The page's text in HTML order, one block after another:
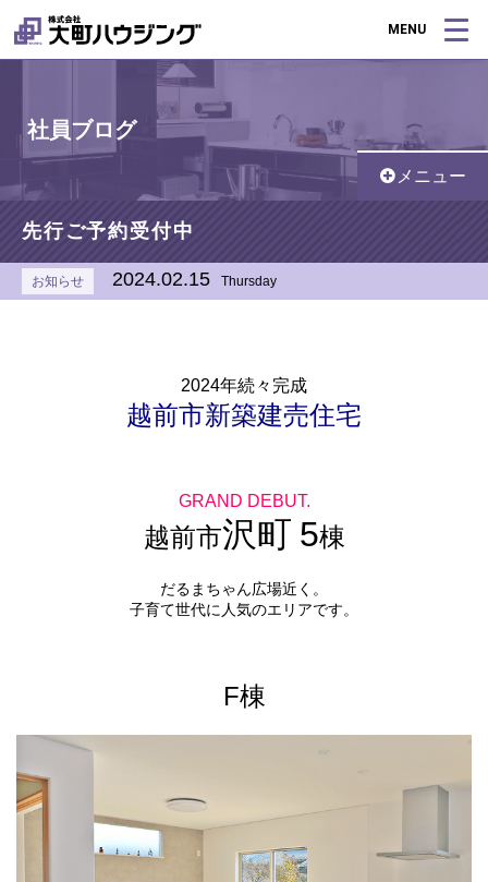
MENU
社員ブログ
メニュー
先行ご予約受付中
お知らせ 2024.02.15 Thursday
2024年続々完成
越前市新築建売住宅
GRAND DEBUT.
越前市沢町 5棟
だるまちゃん広場近く。
子育て世代に人気のエリアです。
F棟